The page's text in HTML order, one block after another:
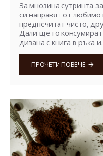
За мнозина сутринта
си направят от
предпочитат чисто,
Дали ще го
дивана с книга в ръка и..
ПРОЧЕТИ ПОВЕЧЕ